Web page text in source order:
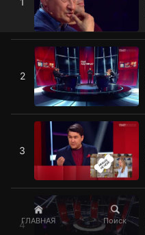
ГЛАВНАЯ Поиск
2
2 выпуск
3
3 выпуск
4
4 выпуск